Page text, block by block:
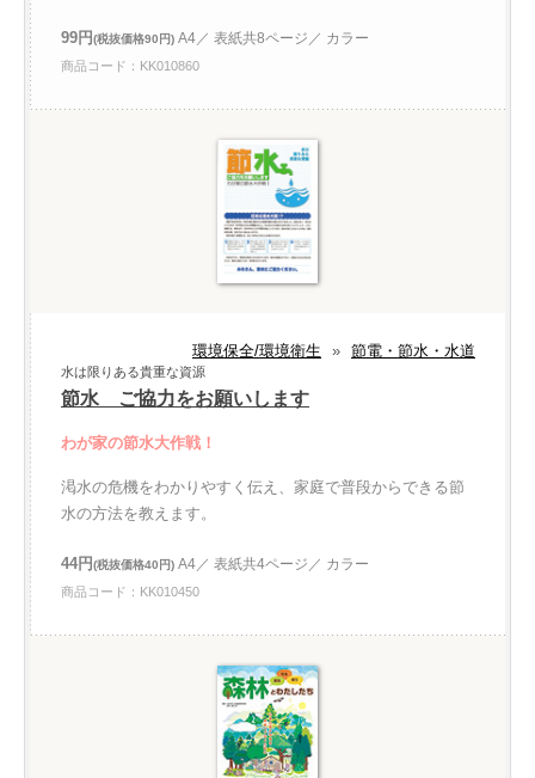
99円(税抜価格90円) A4／ 表紙共8ページ／ カラー
商品コード：KK010860
環境保全/環境衛生 » 節電・節水・水道
水は限りある貴重な資源
節水 ご協力をお願いします
わが家の節水大作戦！
渇水の危機をわかりやすく伝え、家庭で普段からできる節
水の方法を教えます。
44円(税抜価格40円) A4／ 表紙共4ページ／ カラー
商品コード：KK010450